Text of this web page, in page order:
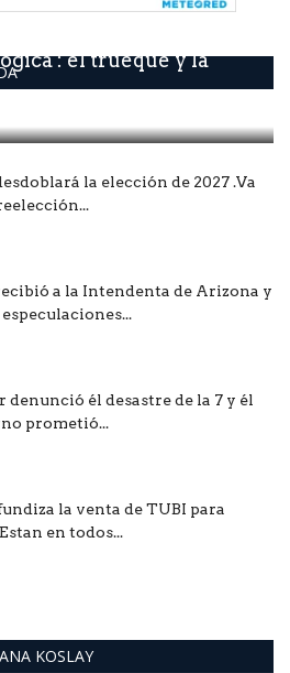
: él trueque y la
la elección de 2027 .Va
a la Intendenta de Arizona y
denunció él desastre de la 7 y él
prometió...
la venta de TUBI para
en todos...
KOSLAY